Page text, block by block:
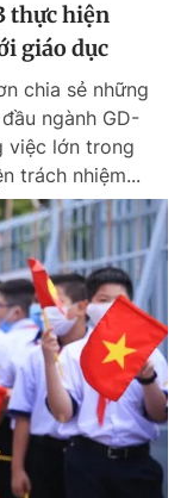
thực hiện
giáo dục
chia sẻ những
ngành GD-
việc lớn trong
trách nhiệm...